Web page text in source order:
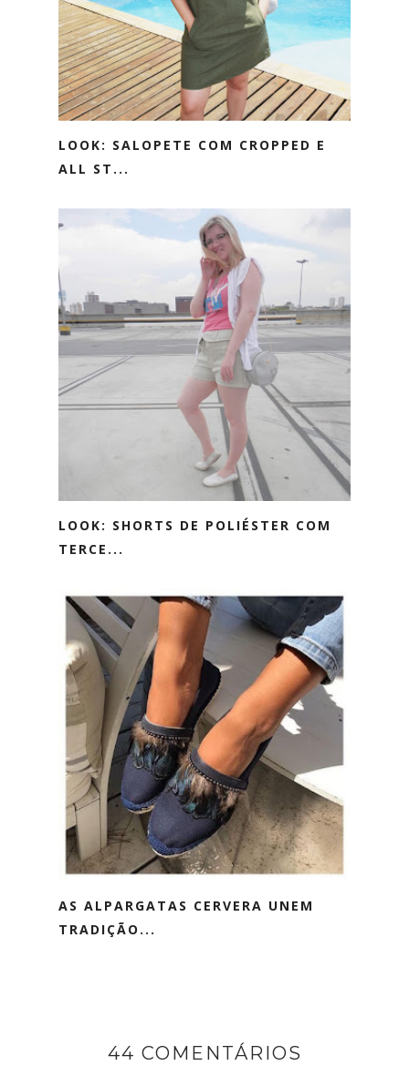
LOOK: SALOPETE COM CROPPED E
ALL ST...
LOOK: SHORTS DE POLIÉSTER COM
TERCE...
AS ALPARGATAS CERVERA UNEM
TRADIÇÃO...
44 COMENTÁRIOS